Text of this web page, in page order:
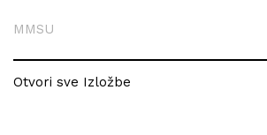
MMSU
Otvori sve Izložbe